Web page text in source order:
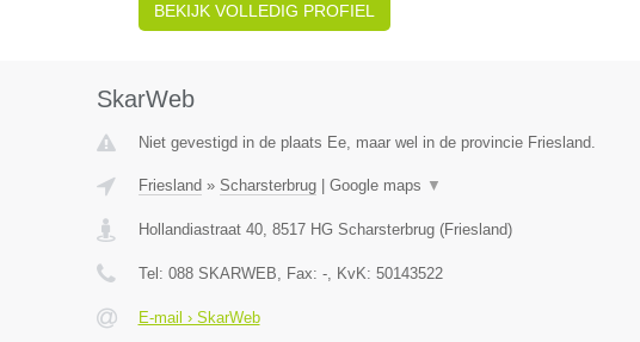
BEKIJK VOLLEDIG PROFIEL
SkarWeb
Niet gevestigd in de plaats Ee, maar wel in de provincie Friesland.
Friesland » Scharsterbrug| Google maps ▼
Hollandiastraat 40, 8517 HG Scharsterbrug(Friesland)
Tel: 088 SKARWEB, Fax: -, KvK: 50143522
E-mail › SkarWeb